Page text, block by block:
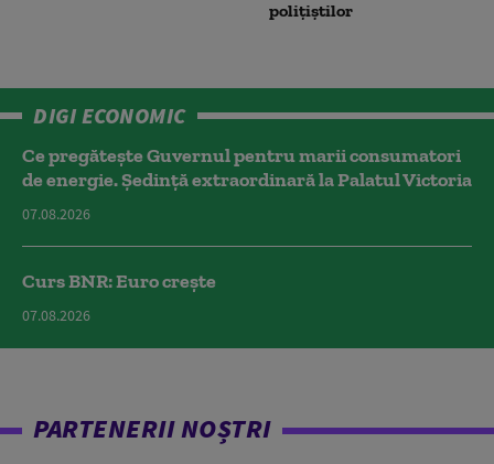
polițiștilor
DIGI ECONOMIC
Ce pregătește Guvernul pentru marii consumatori
de energie. Ședință extraordinară la Palatul Victoria
07.08.2026
Curs BNR: Euro crește
07.08.2026
PARTENERII NOȘTRI